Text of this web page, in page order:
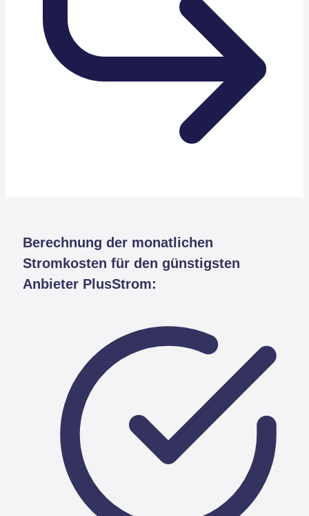
Berechnung der monatlichen
Stromkosten für den günstigsten
Anbieter PlusStrom: